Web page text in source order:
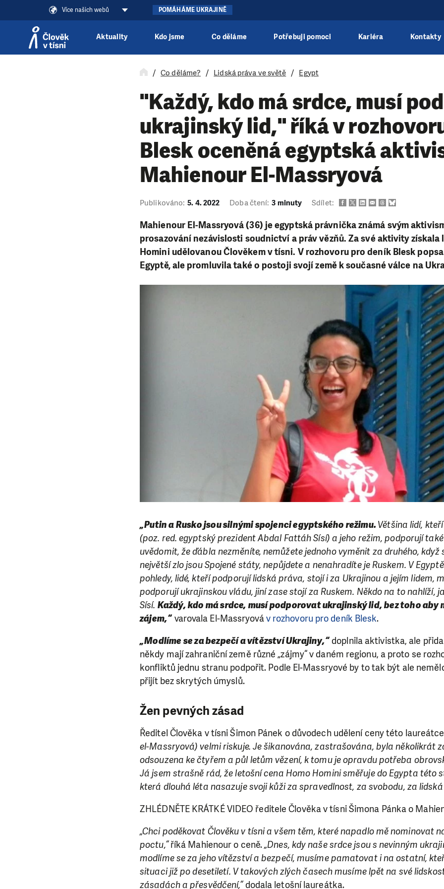
Více našich webů POMÁHÁME UKRAJINĚ
Aktuality Kdo jsme Co děláme Potřebuji pomoci Kariéra Kontakty
Co děláme? Lidská práva ve světě Egypt
"Každý, kdo má srdce, musí
ukrajinský lid," říká v
Blesk oceněná egyptská
Mahienour El-Massryová
Publikováno: 5. 4. 2022 Doba čtení: 3 minuty Sdílet:
Mahienour El-Massryová (36) je egyptská právnička známá svým
prosazování nezávislosti soudnictví a práv vězňů. Za své aktivity získala
Homini udělovanou Člověkem v tísni. V rozhovoru pro deník Blesk
Egyptě, ale promluvila také o postoji svojí země k současné válce na
„Putin a Rusko jsou silnými spojenci egyptského režimu. Většina lidí,
(poz. red. egyptský prezident Abdal Fattáh Sísí) a jeho režim, podporují
uvědomit, že ďábla nezměníte, nemůžete jednoho vyměnit za druhého,
největší zlo jsou Spojené státy, nepůjdete a nenahradíte je Ruskem. V
pohledy, lidé, kteří podporují lidská práva, stojí i za Ukrajinou a jejím lidem,
podporují ukrajinskou vládu, jiní zase stojí za Ruskem. Někdo na to nahlíží,
Sísí. Každý, kdo má srdce, musí podporovat ukrajinský lid, bez toho aby
zájem,“ varovala El-Massryováv rozhovoru pro deník Blesk.
„Modlíme se za bezpečí a vítězství Ukrajiny,“ doplnila aktivistka, ale
někdy mají zahraniční země různé „zájmy“ v daném regionu, a proto se
konfliktů jednu stranu podpořit. Podle El-Massryové by to tak být ale
přijít bez skrytých úmyslů.
Žen pevných zásad
Ředitel Člověka v tísni Šimon Pánek o důvodech udělení ceny této
el-Massryová) velmi riskuje. Je šikanována, zastrašována, byla několikrát
odsouzena ke čtyřem a půl letům vězení, k tomu je opravdu potřeba
Já jsem strašně rád, že letošní cena Homo Homini směřuje do Egypta této
která dlouhá léta nasazuje svoji kůži za spravedlnost, za svobodu, za
ZHLÉDNĚTE KRÁTKÉ VIDEO ředitele Člověka v tísni Šimona Pánka o
„Chci poděkovat Člověku v tísni a všem těm, které napadlo mě nominovat
poctu,“říká Mahienour o ceně.„Dnes, kdy naše srdce jsou s nevinným
modlíme se za jeho vítězství a bezpečí, musíme pamatovat i na ostatní,
situaci již po desetiletí. V takových zlých časech musíme lpět na své
zásadách a přesvědčení,“dodala letošní laureátka.